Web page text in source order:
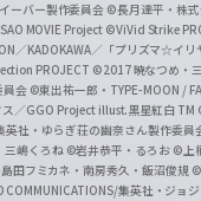
ーバー製作委員会 ©長月達平・株式
MOVIE Project ©ViVid Strike
／KADOKAWA／「プリズマ☆イ
PROJECT ©2017 暁なつめ・
員会 ©東出祐一郎・TYPE-MOON /
／GGO Project illust.黒星紅白 TM
社・ゆらぎ荘の幽奈さん製作委員
嶋くろね ©岩井恭平・るろお ©上
田フミカネ・南房秀久・飯沼俊規
COMMUNICATIONS/集英社・ジョ